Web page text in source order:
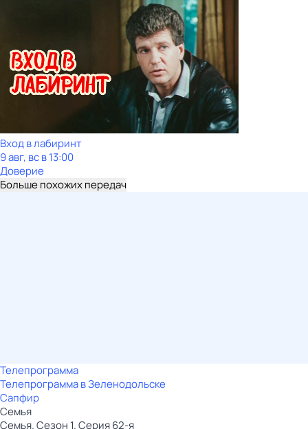
Вход в лабиринт
9 авг, вс в 13:00
Доверие
Больше похожих передач
Телепрограмма
Телепрограмма в Зеленодольске
Сапфир
Семья
Семья. Сезон 1. Серия 62-я